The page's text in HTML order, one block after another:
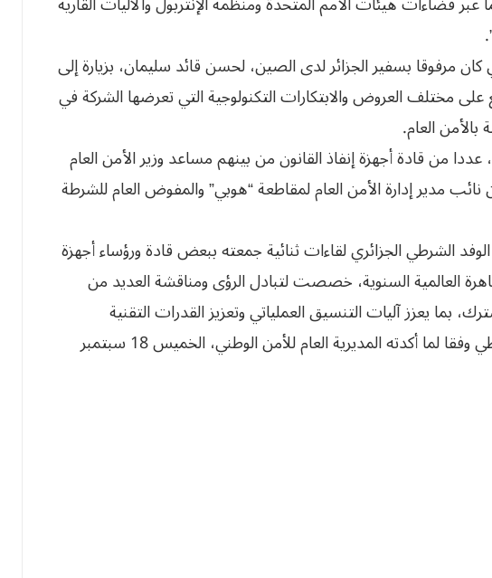
مرفوقا بسفير الجزائر لدى الصين، لحسن قائد سليمان، بزيارة إلى
على مختلف العروض والابتكارات التكنولوجية التي تعرضها الشركة في
العام.
عددا من قادة أجهزة إنفاذ القانون من بينهم مساعد وزير الأمن العام
نائب مدير إدارة الأمن العام لمقاطعة “هوبي” والمفوض العام للشرطة
الشرطي الجزائري لقاءات ثنائية جمعته ببعض قادة ورؤساء أجهزة
العالمية السنوية، خصصت لتبادل الرؤى ومناقشة العديد من
بما يعزز آليات التنسيق العملياتي وتعزيز القدرات التقنية
والعملياتية في مجالات العمل الشرطي وفقا لما أكدته المديرية العام للأمن الوطني، الخميس 18 سبتمبر